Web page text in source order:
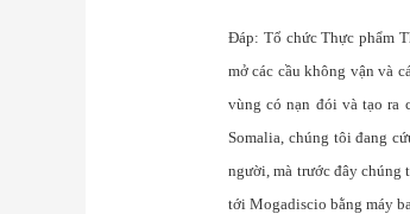
Đáp: Tổ chức Thực phẩm
mở các cầu không vận và
vùng có nạn đói và tạo ra
Somalia, chúng tôi đang
người, mà trước đây chúng
tới Mogadiscio bằng máy